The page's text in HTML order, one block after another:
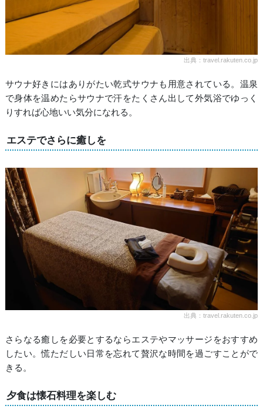
出典：travel.rakuten.co.jp
サウナ好きにはありがたい乾式サウナも用意されている。温泉
で身体を温めたらサウナで汗をたくさん出して外気浴でゆっく
りすれば心地いい気分になれる。
エステでさらに癒しを
出典：travel.rakuten.co.jp
さらなる癒しを必要とするならエステやマッサージをおすすめ
したい。慌ただしい日常を忘れて贅沢な時間を過ごすことがで
きる。
夕食は懐石料理を楽しむ